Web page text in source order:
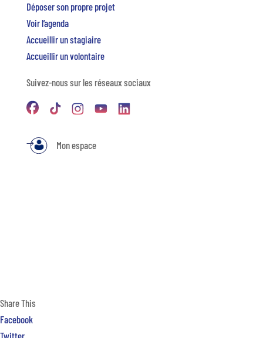
Déposer son propre projet
Voir l’agenda
Accueillir un stagiaire
Accueillir un volontaire
Suivez-nous sur les réseaux sociaux
Mon espace
Share This
Facebook
Twitter